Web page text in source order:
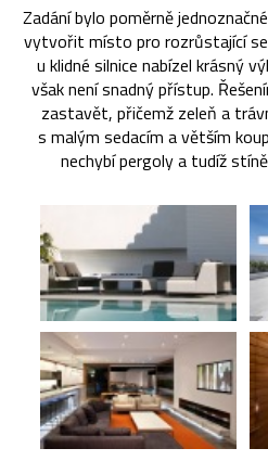
Zadání bylo poměrně
vytvořit místo pro rozrůstající
u klidné silnice nabízel krásný
však není snadný přístup.
zastavět, přičemž zeleň a
s malým sedacím a větším
nechybí pergoly a tudíž